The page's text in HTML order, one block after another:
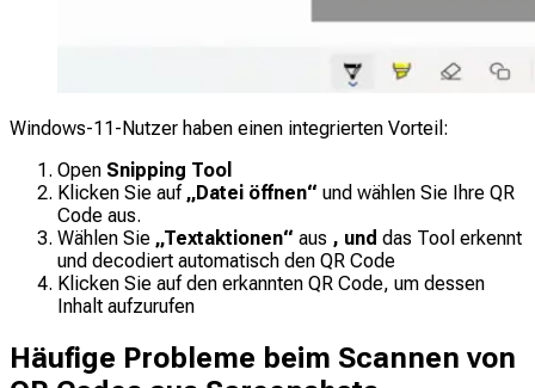
Windows-11-Nutzer haben einen integrierten Vorteil:
Open Snipping Tool
Klicken Sie auf „Datei öffnen“ und wählen Sie Ihre QR
Code aus.
Wählen Sie „Textaktionen“ aus , und das Tool erkennt
und decodiert automatisch den QR Code
Klicken Sie auf den erkannten QR Code, um dessen
Inhalt aufzurufen
Häufige Probleme beim Scannen von